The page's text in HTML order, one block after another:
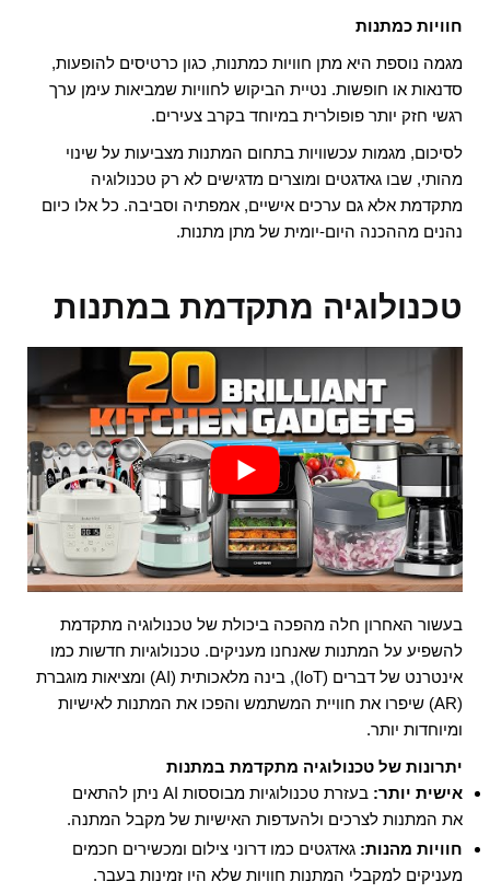
חוויות כמתנות
מגמה נוספת היא מתן חוויות כמתנות, כגון כרטיסים להופעות,
סדנאות או חופשות. נטיית הביקוש לחוויות שמביאות עימן ערך
רגשי חזק יותר פופולרית במיוחד בקרב צעירים.
לסיכום, מגמות עכשוויות בתחום המתנות מצביעות על שינוי
מהותי, שבו גאדגטים ומוצרים מדגישים לא רק טכנולוגיה
מתקדמת אלא גם ערכים אישיים, אמפתיה וסביבה. כל אלו כיום
נהנים מההכנה היום-יומית של מתן מתנות.
טכנולוגיה מתקדמת במתנות
בעשור האחרון חלה מהפכה ביכולת של טכנולוגיה מתקדמת
להשפיע על המתנות שאנחנו מעניקים. טכנולוגיות חדשות כמו
אינטרנט של דברים (IoT), בינה מלאכותית (AI) ומציאות מוגברת
(AR) שיפרו את חוויית המשתמש והפכו את המתנות לאישיות
ומיוחדות יותר.
יתרונות של טכנולוגיה מתקדמת במתנות
אישית יותר:
בעזרת טכנולוגיות מבוססות AI ניתן להתאים
את המתנות לצרכים ולהעדפות האישיות של מקבל המתנה.
חוויות מהנות: גאדגטים כמו דרוני צילום ומכשירים חכמים
מעניקים למקבלי המתנות חוויות שלא היו זמינות בעבר.